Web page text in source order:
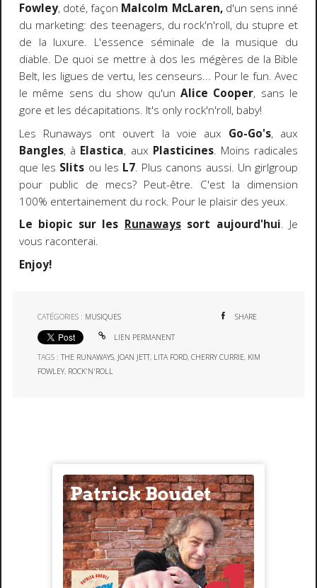
Fowley, doté, façon Malcolm McLaren,d'un sens inné
du marketing: des teenagers, du rock'n'roll, du stupre et
de la luxure. L'essence séminale de la musique du
diable. De quoi se mettre à dos les mégères de la Bible
Belt, les ligues de vertu, les censeurs... Pour le fun. Avec
le même sens du show qu'unAlice Cooper, sans le
gore et les décapitations. It's only rock'n'roll, baby!
Les Runaways ont ouvert la voie aux Go-Go's, aux
Bangles, à Elastica, aux Plasticines. Moins radicales
que les Slits ou les L7. Plus canons aussi. Un girlgroup
pour public de mecs? Peut-être. C'est la dimension
100% entertainement du rock. Pour le plaisir des yeux.
Le biopic sur les Runawayssort aujourd'hui. Je
vous raconterai.
Enjoy!
CATÉGORIES : MUSIQUES SHARE
LIEN PERMANENT
TAGS :THE RUNAWAYS, JOAN JETT, LITA FORD,CHERRY CURRIE, KIM
FOWLEY, ROCK'N'ROLL